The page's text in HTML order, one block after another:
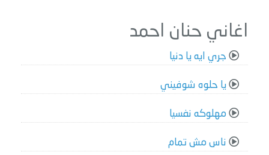
اغاني حنان احمد
جري ايه يا دنيا
يا حلوه شوفيني
مهلوكه نفسيا
ناس مش تمام